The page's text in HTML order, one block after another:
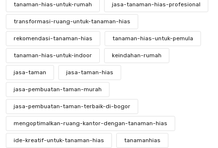
tanaman-hias-untuk-rumah jasa-tanaman-hias-profesional
transformasi-ruang-untuk-tanaman-hias
rekomendasi-tanaman-hias tanaman-hias-untuk-pemula
tanaman-hias-untuk-indoor keindahan-rumah
jasa-taman jasa-taman-hias
jasa-pembuatan-taman-murah
jasa-pembuatan-taman-terbaik-di-bogor
mengoptimalkan-ruang-kantor-dengan-tanaman-hias
ide-kreatif-untuk-tanaman-hias tanamanhias